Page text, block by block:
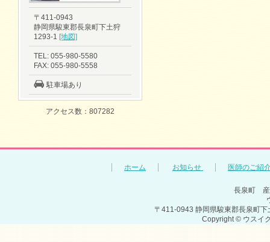
〒411-0943
静岡県駿東郡長泉町下土狩
1293-1 [地図]
TEL: 055-980-5580
FAX: 055-980-5558
駐車場あり
アクセス数：807282
ホーム お知らせ 医師のご紹
長泉町 産
〒411-0943 静岡県駿東郡長泉町
Copyright © ウスイ